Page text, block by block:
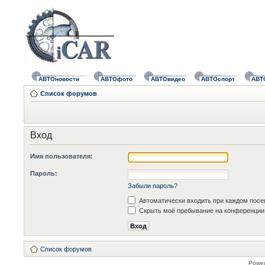
АВТОновости АВТОфото АВТОвидео АВТОспорт
Список форумов
Вход
Имя пользователя:
Пароль:
Забыли пароль?
Автоматически входить при каждом
Скрыть моё пребывание на конференции
Список форумов